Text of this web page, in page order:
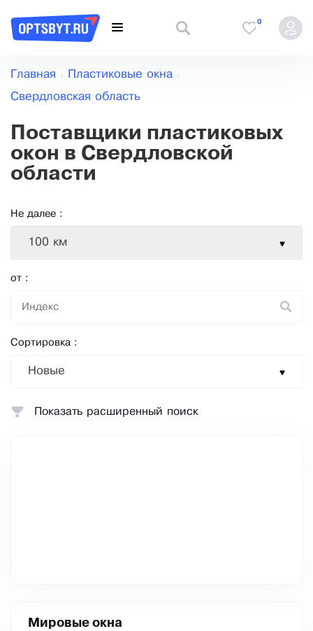
0
Главная Пластиковые окна
Свердловская область
Поставщики пластиковых
окон в Свердловской
области
Не далее :
100 км
от :
Сортировка :
Новые
Мировые окна
Показать расширенный поиск